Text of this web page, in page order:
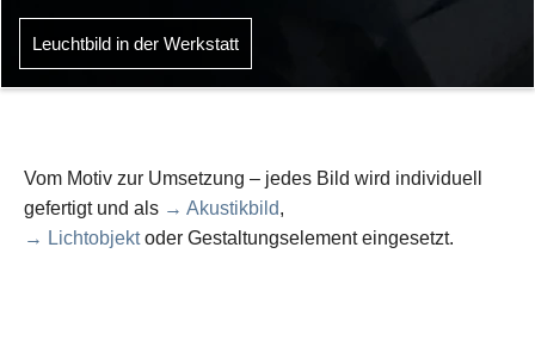
Leuchtbild in der Werkstatt
Vom Motiv zur Umsetzung – jedes Bild wird individuell
gefertigt und als → Akustikbild,
→ Lichtobjektoder Gestaltungselement eingesetzt.